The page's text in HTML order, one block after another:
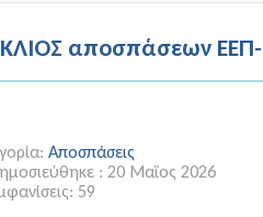
αποσπάσεων
Αποσπάσεις
: 20 Μαϊος 2026
59